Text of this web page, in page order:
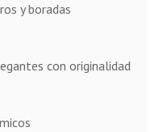
y boradas
con originalidad